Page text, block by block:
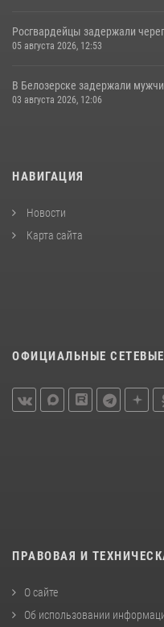
Росгвардейцы задержали
05 августа 2026, 12:53
В Белозерске задержали
03 августа 2026, 12:06
НАВИГАЦИЯ
Новости
Карта сайта
ОФИЦИАЛЬНЫЕ
ПРАВОВАЯ И
О сайте
Об использовании